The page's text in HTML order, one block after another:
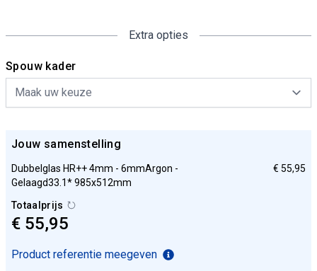
Extra opties
Spouw kader
Jouw samenstelling
Dubbelglas HR++ 4mm - 6mmArgon -
Gelaagd33.1* 985x512mm
€ 55,95
Totaalprijs
€ 55,95
Product referentie meegeven